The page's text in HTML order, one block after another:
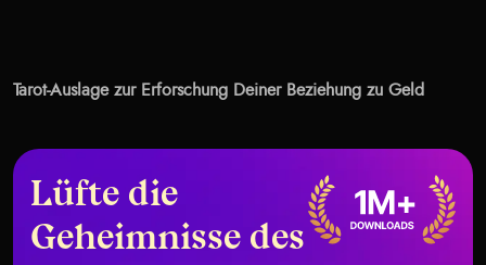
Tarot-Auslage zur Erforschung Deiner Beziehung zu Geld
Lüfte die
Geheimnisse des